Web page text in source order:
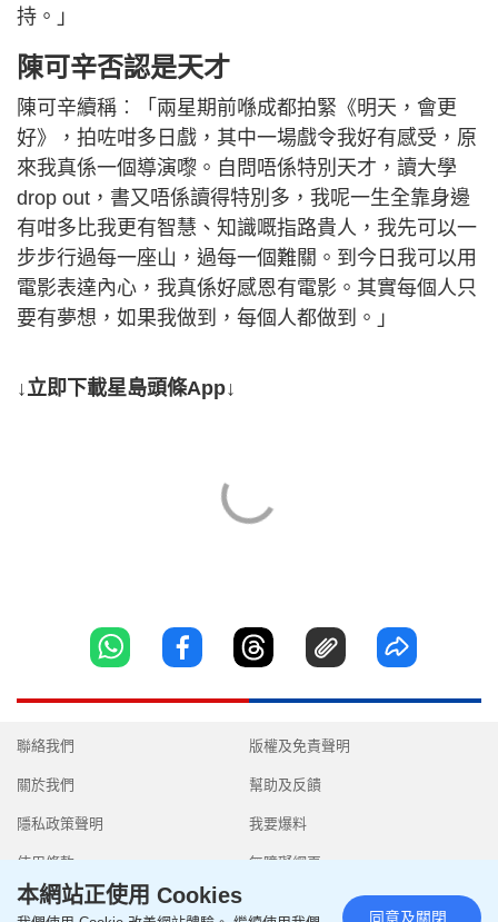
持。」
陳可辛否認是天才
陳可辛續稱︰「兩星期前喺成都拍緊《明天，會更
好》，拍咗咁多日戲，其中一場戲令我好有感受，原
來我真係一個導演嚟。自問唔係特別天才，讀大學
drop out，書又唔係讀得特別多，我呢一生全靠身邊
有咁多比我更有智慧、知識嘅指路貴人，我先可以一
步步行過每一座山，過每一個難關。到今日我可以用
電影表達內心，我真係好感恩有電影。其實每個人只
要有夢想，如果我做到，每個人都做到。」
↓立即下載星島頭條App↓
聯絡我們
關於我們
隱私政策聲明
使用條款
版權及免責聲明
幫助及反饋
我要爆料
無障礙網頁
本網站正使用 Cookies
同意及關閉